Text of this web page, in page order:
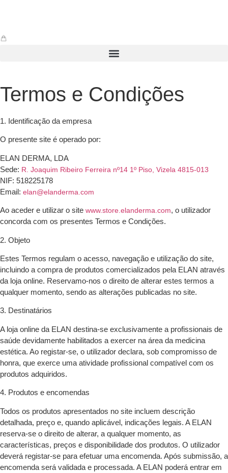
Termos e Condições
1. Identificação da empresa
O presente site é operado por:
ELAN DERMA, LDA
Sede: R. Joaquim Ribeiro Ferreira nº14 1º Piso, Vizela 4815-013
NIF: 518225178
Email: elan@elanderma.com
Ao aceder e utilizar o site www.store.elanderma.com, o utilizador
concorda com os presentes Termos e Condições.
2. Objeto
Estes Termos regulam o acesso, navegação e utilização do site,
incluindo a compra de produtos comercializados pela ELAN através
da loja online. Reservamo-nos o direito de alterar estes termos a
qualquer momento, sendo as alterações publicadas no site.
3. Destinatários
A loja online da ELAN destina-se exclusivamente a profissionais de
saúde devidamente habilitados a exercer na área da medicina
estética. Ao registar-se, o utilizador declara, sob compromisso de
honra, que exerce uma atividade profissional compatível com os
produtos adquiridos.
4. Produtos e encomendas
Todos os produtos apresentados no site incluem descrição
detalhada, preço e, quando aplicável, indicações legais. A ELAN
reserva-se o direito de alterar, a qualquer momento, as
características, preços e disponibilidade dos produtos. O utilizador
deverá registar-se para efetuar uma encomenda. Após submissão, a
encomenda será validada e processada. A ELAN poderá entrar em